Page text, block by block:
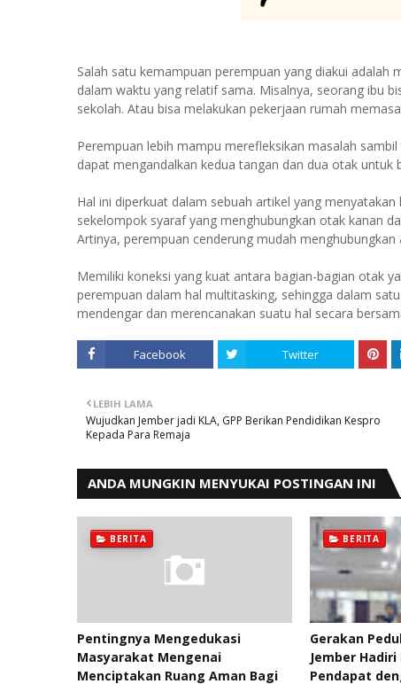
Salah satu kemampuan perempuan yang diakui
dalam waktu yang relatif sama. Misalnya, seorang ibu
sekolah. Atau bisa melakukan pekerjaan rumah
Perempuan lebih mampu merefleksikan masalah
dapat mengandalkan kedua tangan dan dua otak untuk
Hal ini diperkuat dalam sebuah artikel yang
sekelompok syaraf yang menghubungkan otak kanan
Artinya, perempuan cenderung mudah
Memiliki koneksi yang kuat antara bagian-bagian otak
perempuan dalam hal multitasking, sehingga dalam
mendengar dan merencanakan suatu hal secara
Facebook Twitter
LEBIH LAMA
Wujudkan Jember jadi KLA, GPP Berikan Pendidikan Kespro
Kepada Para Remaja
ANDA MUNGKIN MENYUKAI POSTINGAN INI
BERITA
Pentingnya Mengedukasi
Masyarakat Mengenai
Menciptakan Ruang Aman Bagi
BERITA
Gerakan
Jember
Pendapat